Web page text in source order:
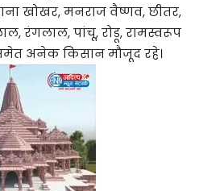
खोखर, मनराज वैष्णव, छीतर,
रंगलाल, पांचू, रोडू, रामस्वरूप
अनेक किसान मौजूद रहे।